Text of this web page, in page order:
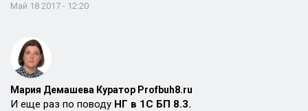
Май 18 2017 - 12:20
Мария Демашева Куратор Profbuh8.ru
И еще раз по поводу НГ в 1С БП 8.3.